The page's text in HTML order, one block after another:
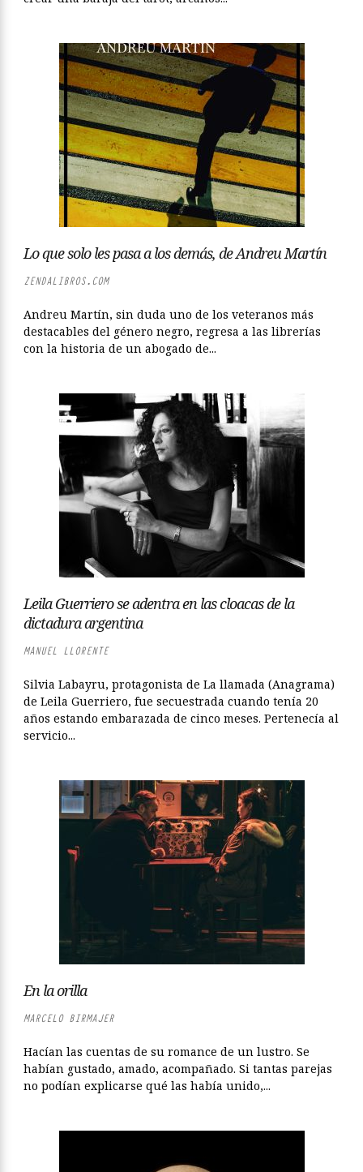
Lo que solo les pasa a los demás, de Andreu Martín
ZENDALIBROS.COM
Andreu Martín, sin duda uno de los veteranos más
destacables del género negro, regresa a las librerías
con la historia de un abogado de...
Leila Guerriero se adentra en las cloacas de la
dictadura argentina
MANUEL LLORENTE
Silvia Labayru, protagonista de La llamada (Anagrama)
de Leila Guerriero, fue secuestrada cuando tenía 20
años estando embarazada de cinco meses. Pertenecía al
servicio...
En la orilla
MARCELO BIRMAJER
Hacían las cuentas de su romance de un lustro. Se
habían gustado, amado, acompañado. Si tantas parejas
no podían explicarse qué las había unido,...